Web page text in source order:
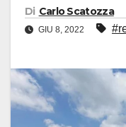
Di Carlo Scatozza
GIU 8, 2022